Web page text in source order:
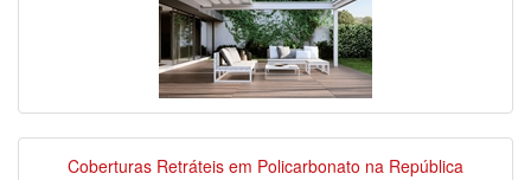
Coberturas Retráteis em Policarbonato na República